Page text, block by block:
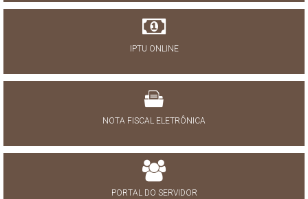
IPTU ONLINE
NOTA FISCAL ELETRÔNICA
PORTAL DO SERVIDOR